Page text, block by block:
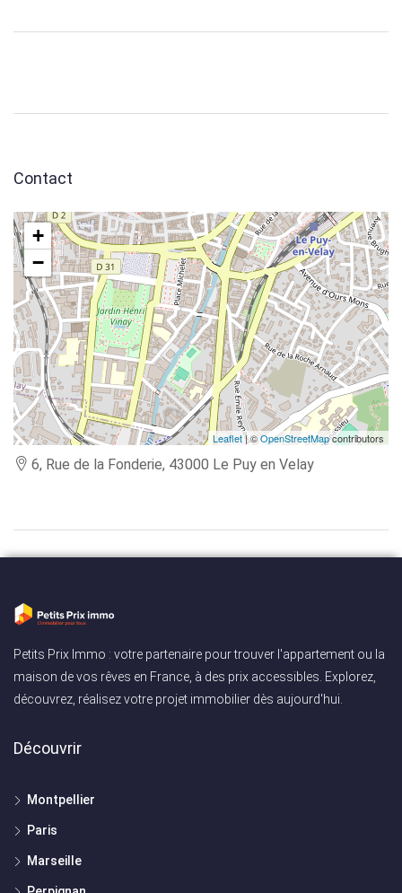
Contact
+
−
Leaflet| ©OpenStreetMapcontributors
6, Rue de la Fonderie, 43000 Le Puy en Velay
Petits Prix Immo : votre partenaire pour trouver l'appartement ou la
maison de vos rêves en France, à des prix accessibles. Explorez,
découvrez, réalisez votre projet immobilier dès aujourd'hui.
Découvrir
Montpellier
Paris
Marseille